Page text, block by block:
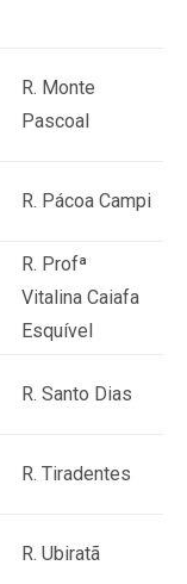
R. Monte
Pascoal
R. Pácoa Campi
R. Profª
Vitalina Caiafa
Esquível
R. Santo Dias
R. Tiradentes
R. Ubiratã